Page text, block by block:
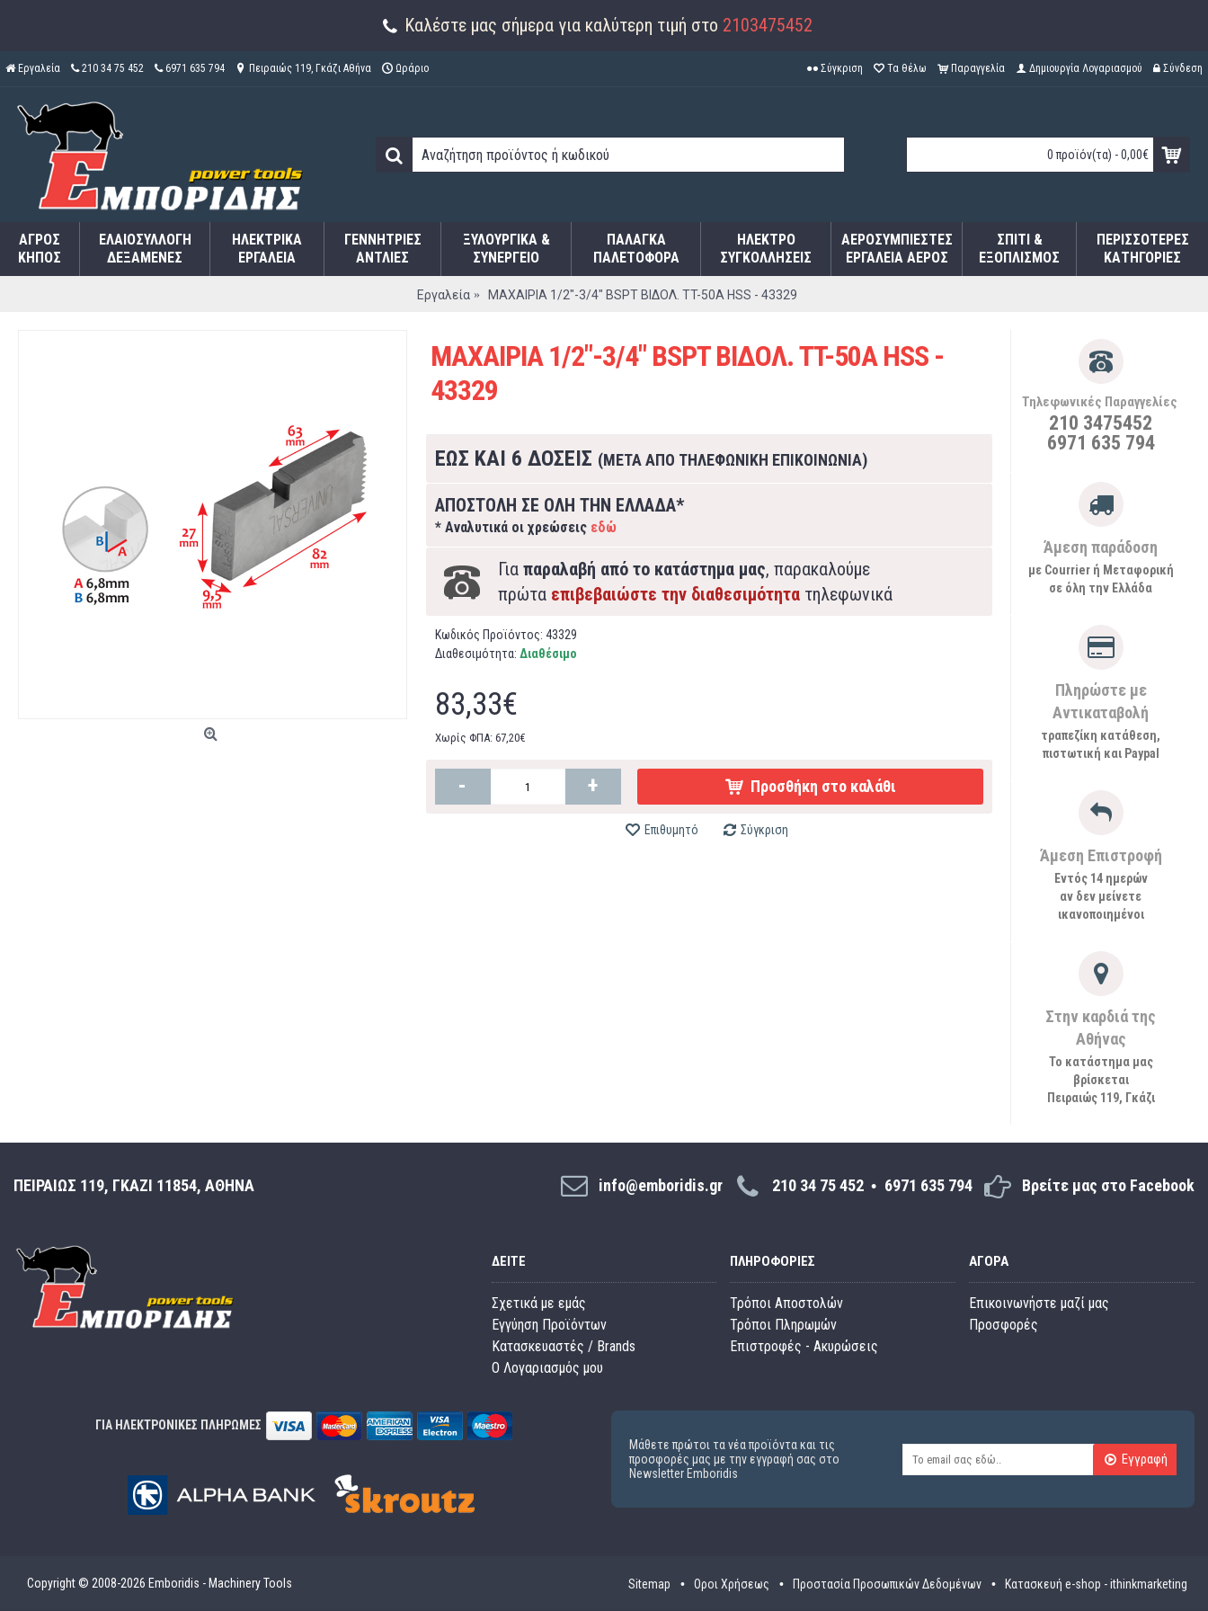
Καλέστε μας σήμερα για καλύτερη τιμή στο 2103475452
Εργαλεία 210 34 75 452 6971 635 794 Πειραιώς 119, Γκάζι Αθήνα Ωράριο Σύγκριση Τα θέλω Παραγγελία Δημιουργία Λογαριασμού Σύνδεση
0 προϊόν(τα) - 0,00€
ΑΓΡΌΣ
ΚΉΠΟΣ
ΕΛΑΙΟΣΥΛΛΟΓΉ
ΔΕΞΑΜΕΝΈΣ
ΗΛΕΚΤΡΙΚΆ
ΕΡΓΑΛΕΊΑ
ΓΕΝΝΉΤΡΙΕΣ
ΑΝΤΛΊΕΣ
ΞΥΛΟΥΡΓΙΚΑ &
ΣΥΝΕΡΓΕΙΟ
ΠΑΛΆΓΚΑ
ΠΑΛΕΤΟΦΌΡΑ
ΗΛΕΚΤΡΟ
ΣΥΓΚΟΛΛΉΣΕΙΣ
ΑΕΡΟΣΥΜΠΙΕΣΤΈΣ
ΕΡΓΑΛΕΊΑ ΑΈΡΟΣ
ΣΠΊΤΙ &
ΕΞΟΠΛΙΣΜΌΣ
ΠΕΡΙΣΣΌΤΕΡΕΣ
ΚΑΤΗΓΟΡΊΕΣ
Εργαλεία ΜΑΧΑΙΡΙΑ 1/2"-3/4" BSPT ΒΙΔΟΛ. TT-50A HSS - 43329
Τηλεφωνικές Παραγγελίες
210 3475452
6971 635 794
Άμεση παράδοση
με Courrier ή Μεταφορική
σε όλη την Ελλάδα
Πληρώστε με
Αντικαταβολή
τραπεζίκη κατάθεση,
πιστωτική και Paypal
Άμεση Επιστροφή
Εντός 14 ημερών
αν δεν μείνετε
ικανοποιημένοι
Στην καρδιά της
Αθήνας
Το κατάστημα μας
βρίσκεται
Πειραιώς 119, Γκάζι
ΜΑΧΑΙΡΙΑ 1/2"-3/4" BSPT ΒΙΔΟΛ. TT-50A HSS -
43329
ΕΩΣ ΚΑΙ 6 ΔΟΣΕΙΣ (ΜΕΤΑ ΑΠΟ ΤΗΛΕΦΩΝΙΚΗ ΕΠΙΚΟΙΝΩΝΙΑ)
ΑΠΟΣΤΟΛΗ ΣΕ ΟΛΗ ΤΗΝ ΕΛΛΑΔΑ*
* Αναλυτικά οι χρεώσεις εδώ
Για παραλαβή από το κατάστημα μας, παρακαλούμε
πρώτα επιβεβαιώστε την διαθεσιμότητατηλεφωνικά
Κωδικός Προϊόντος: 43329
Διαθεσιμότητα: Διαθέσιμο
83,33€
Χωρίς ΦΠΑ: 67,20€
- + Προσθήκη στο καλάθι
Επιθυμητό Σύγκριση
ΠΕΙΡΑΙΩΣ 119, ΓΚΑΖΙ 11854, ΑΘΗΝΑ info@emboridis.gr 210 34 75 452 6971 635 794 Βρείτε μας στο Facebook
ΔΕΊΤΕ
Σχετικά με εμάς
Εγγύηση Προϊόντων
Κατασκευαστές / Brands
O Λογαριασμός μου
ΠΛΗΡΟΦΟΡΊΕΣ
Τρόποι Αποστολών
Τρόποι Πληρωμών
Επιστροφές - Ακυρώσεις
ΑΓΟΡΆ
Επικοινωνήστε μαζί μας
Προσφορές
ΓΙΑ ΗΛΕΚΤΡΟΝΙΚΕΣ ΠΛΗΡΩΜΕΣ
Μάθετε πρώτοι τα νέα προϊόντα και τις
προσφορές μας με την εγγραφή σας στο
Newsletter Emboridis
Εγγραφή
Copyright © 2008-2026 Emboridis - Machinery Tools Sitemap Οροι Χρήσεως Προστασία Προσωπικών Δεδομένων Κατασκευή e-shop - ithinkmarketing